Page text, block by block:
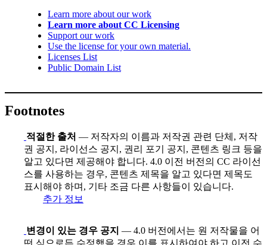
Learn more about our work
Learn more about CC Licensing
Support our work
Use the license for your own material.
Licenses List
Public Domain List
Footnotes
적절한 출처 — 저작자의 이름과 저작권 관련 단체, 저작
권 공지, 라이선스 공지, 권리 포기 공지, 콘텐츠 링크 등을
알고 있다면 제공해야 합니다. 4.0 이전 버전의 CC 라이선
스를 사용하는 경우, 콘텐츠 제목을 알고 있다면 제목도
표시해야 하며, 기타 조금 다른 사항들이 있습니다.
추가 정보
변경이 있는 경우 공지 — 4.0 버전에서는 원 저작물을 어
떤 식으로든 수정했을 경우 이를 표시하여야 하고 이전 수